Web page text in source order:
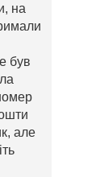
на
був
але